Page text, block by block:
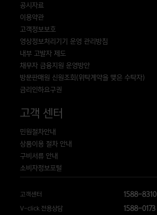
공시자료
이용약관
고객정보보호
영상정보처리기기 운영 관리방침
내부 고발자 제도
채무자 금융지원 운영방안
방문판매원 신원조회(위탁계약을 맺은 수탁자)
금리인하요구권
고객 센터
민원절차안내
상품이용 절차 안내
구비서류 안내
소비자정보포털
고객센터 1588-8310
V-click 전용상담 1588-0173